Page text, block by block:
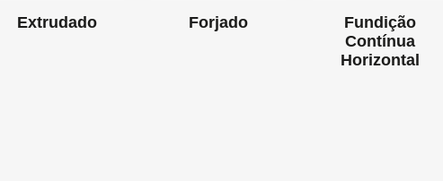
Extrudado Forjado
Fundição
Contínua
Horizontal